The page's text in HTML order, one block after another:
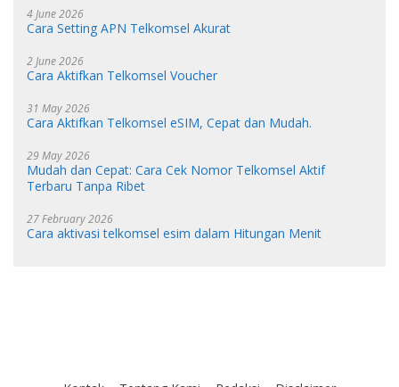
4 June 2026
Cara Setting APN Telkomsel Akurat
2 June 2026
Cara Aktifkan Telkomsel Voucher
31 May 2026
Cara Aktifkan Telkomsel eSIM, Cepat dan Mudah.
29 May 2026
Mudah dan Cepat: Cara Cek Nomor Telkomsel Aktif
Terbaru Tanpa Ribet
27 February 2026
Cara aktivasi telkomsel esim dalam Hitungan Menit